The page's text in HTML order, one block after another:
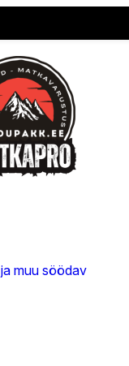
muu söödav